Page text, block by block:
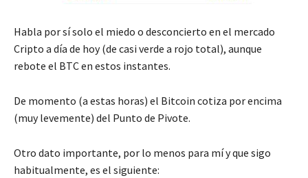
Habla por sí solo el miedo o desconcierto en el mercado
Cripto a día de hoy (de casi verde a rojo total), aunque
rebote el BTC en estos instantes.
De momento (a estas horas) el Bitcoin cotiza por encima
(muy levemente) del Punto de Pivote.
Otro dato importante, por lo menos para mí y que sigo
habitualmente, es el siguiente: